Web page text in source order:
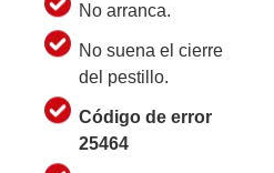
No arranca.
No suena el cierre
del pestillo.
Código de error
25464